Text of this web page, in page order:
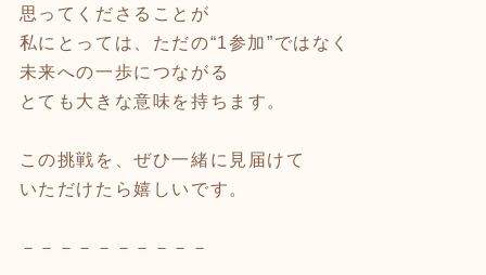
思ってくださることが
私にとっては、ただの“1参加”ではなく
未来への一歩につながる
とても大きな意味を持ちます。
この挑戦を、ぜひ一緒に見届けて
いただけたら嬉しいです。
－－－－－－－－－－